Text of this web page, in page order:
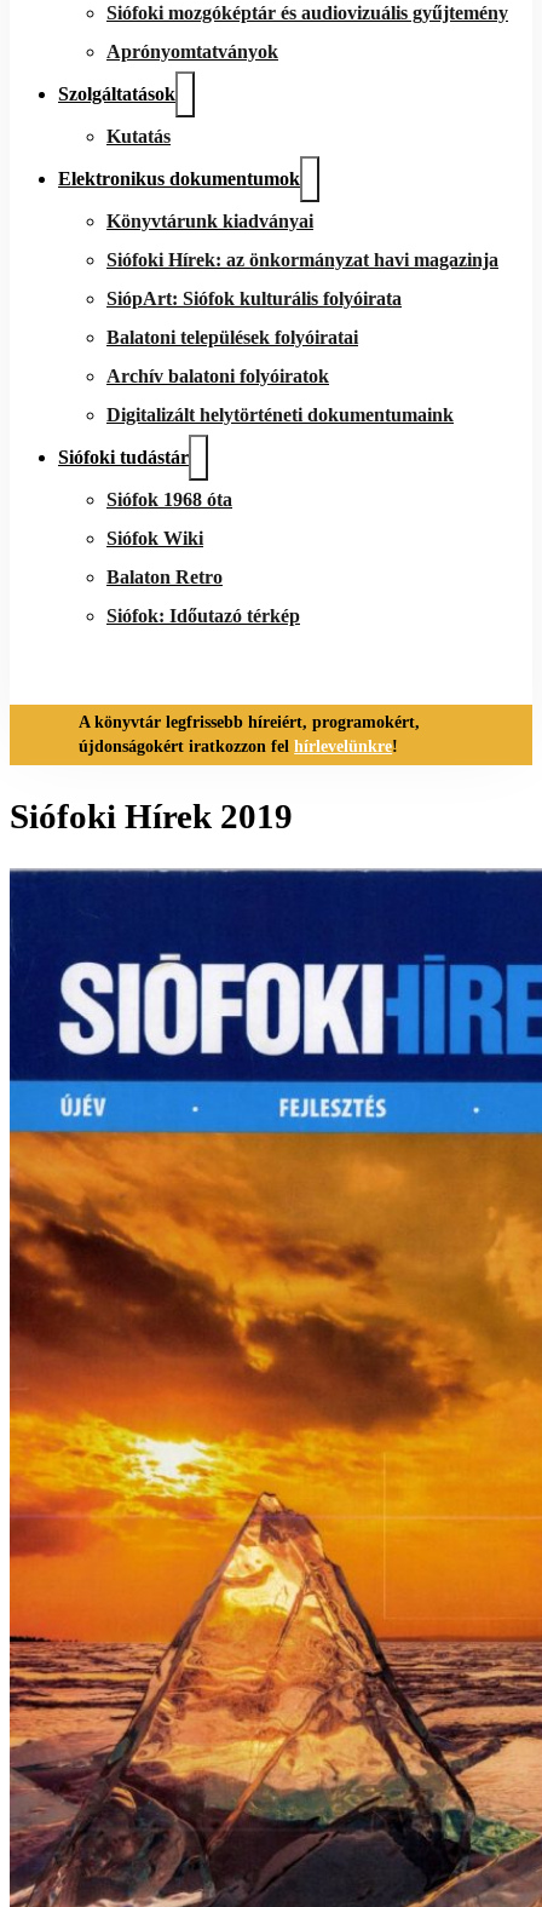
Siófoki mozgóképtár és audiovizuális gyűjtemény
Aprónyomtatványok
Szolgáltatások
Kutatás
Elektronikus dokumentumok
Könyvtárunk kiadványai
Siófoki Hírek: az önkormányzat havi magazinja
SiópArt: Siófok kulturális folyóirata
Balatoni települések folyóiratai
Archív balatoni folyóiratok
Digitalizált helytörténeti dokumentumaink
Siófoki tudástár
Siófok 1968 óta
Siófok Wiki
Balaton Retro
Siófok: Időutazó térkép
A könyvtár legfrissebb híreiért, programokért,
újdonságokért iratkozzon felhírlevelünkre!
Siófoki Hírek 2019